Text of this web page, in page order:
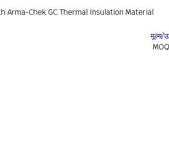
Arma-Chek GC Thermal Insulation Material
मूल्य/